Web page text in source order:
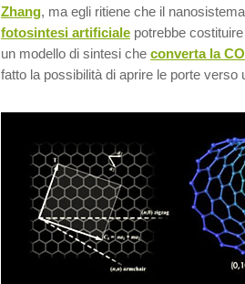
Zhang, ma egli ritiene che il
fotosintesi artificiale potrebbe
un modello di sintesi che converta la
fatto la possibilità di aprire le porte verso